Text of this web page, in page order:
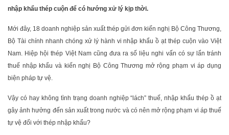
nhập khẩu thép cuộn để có hướng xử lý kịp thời.
Mới đây, 18 doanh nghiệp sản xuất thép gửi đơn kiến nghị Bộ Công Thương,
Bộ Tài chính nhanh chóng xử lý hành vi nhập khẩu ồ ạt thép cuộn vào Việt
Nam. Hiệp hội thép Việt Nam cũng đưa ra số liệu nghi vấn có sự lẩn tránh
thuế nhập khẩu và kiến nghị Bộ Công Thương mở rộng phạm vi áp dụng
biện pháp tự vệ.
Vậy có hay không tình trạng doanh nghiệp “lách” thuế, nhập khẩu thép ồ ạt
gây ảnh hưởng đến sản xuất trong nước và có nên mở rộng phạm vi áp thuế
tự vệ đối với thép nhập khẩu?